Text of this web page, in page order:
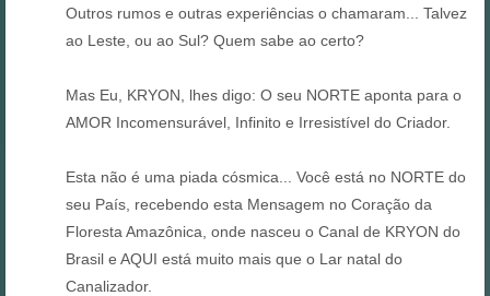
Outros rumos e outras experiências o chamaram... Talvez
ao Leste, ou ao Sul? Quem sabe ao certo?
Mas Eu, KRYON, lhes digo: O seu NORTE aponta para o
AMOR Incomensurável, Infinito e Irresistível do Criador.
Esta não é uma piada cósmica... Você está no NORTE do
seu País, recebendo esta Mensagem no Coração da
Floresta Amazônica, onde nasceu o Canal de KRYON do
Brasil e AQUI está muito mais que o Lar natal do
Canalizador.